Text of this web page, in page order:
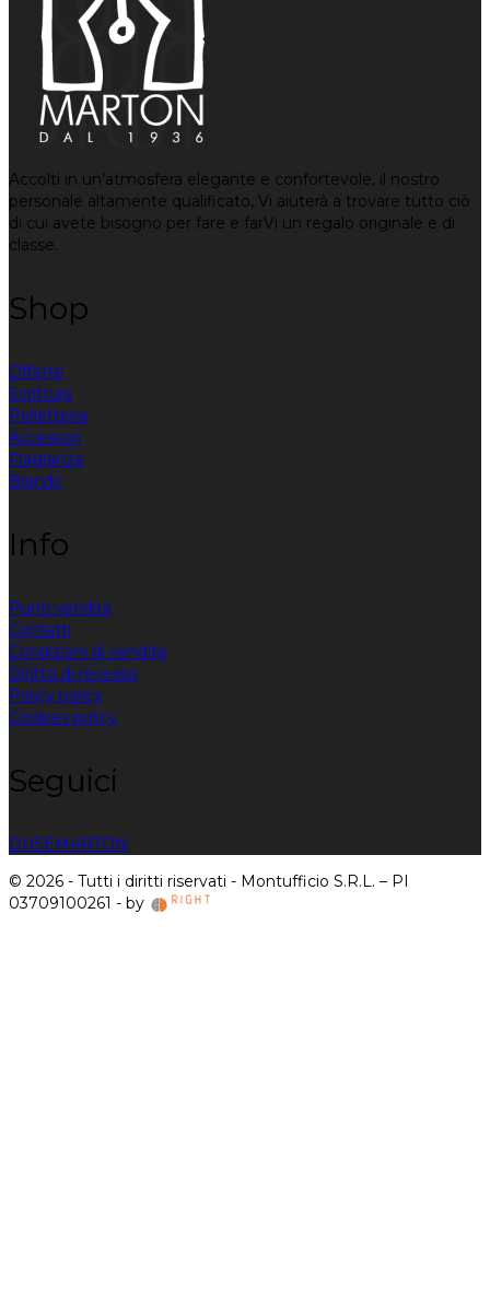
Accolti in un’atmosfera elegante e confortevole, il nostro
personale altamente qualificato, Vi aiuterà a trovare tutto ciò
di cui avete bisogno per fare e farVi un regalo originale e di
classe.
Shop
Offerte
Scrittura
Pelletteria
Accessori
Fragranze
Brands
Info
Punti vendita
Contatti
Condizioni di vendita
Diritto di recesso
Policy policy
Cookies policy
Seguici
DUSEMARTON
© 2026 - Tutti i diritti riservati - Montufficio S.R.L. – PI
03709100261 - by